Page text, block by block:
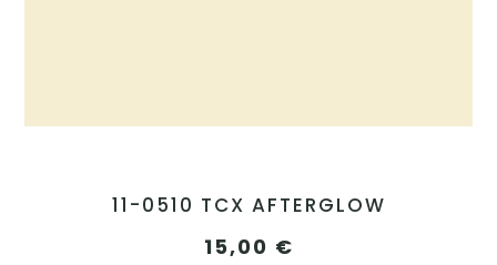
11-0510 TCX AFTERGLOW
15,00 €